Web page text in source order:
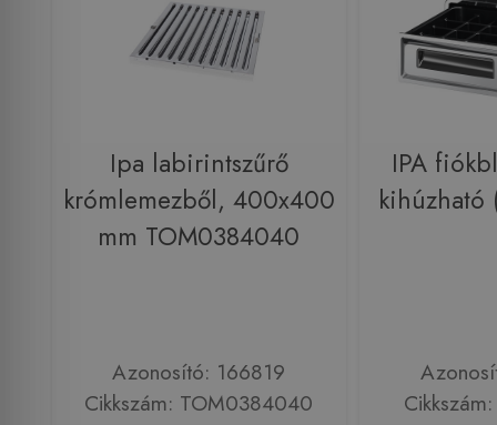
Ipa labirintszűrő
krómlemezből, 400x400
mm TOM0384040
Azonosító: 166819
Cikkszám: TOM0384040
IPA
kihúzható